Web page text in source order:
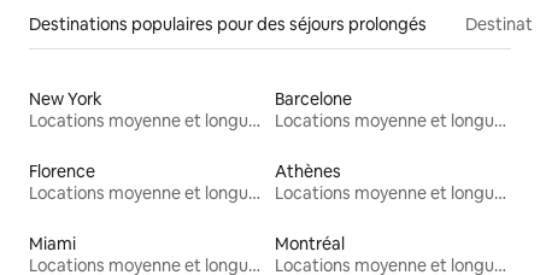
Destinations populaires pour des séjours prolongés
New York
Locations moyenne et longue durée
Barcelone
Locations moyenne et longue durée
Florence
Locations moyenne et longue durée
Athènes
Locations moyenne et longue durée
Miami
Locations moyenne et longue durée
Montréal
Locations moyenne et longue durée